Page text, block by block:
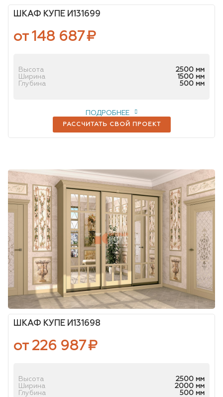
ШКАФ КУПЕ И131699
от 148 687₽
Высота
2500 мм
Ширина
1500 мм
Глубина
500 мм
РАССЧИТАТЬ СВОЙ ПРОЕКТ
ПОДРОБНЕЕ
ШКАФ КУПЕ И131698
от 226 987₽
Высота
2500 мм
Ширина
2000 мм
Глубина
500 мм